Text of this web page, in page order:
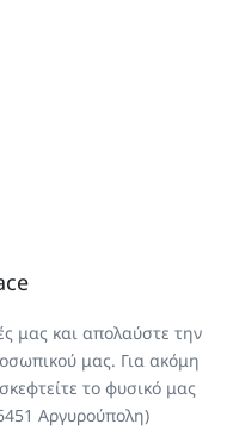
μας και απολαύστε την
μας. Για ακόμη
το φυσικό μας
Αργυρούπολη)